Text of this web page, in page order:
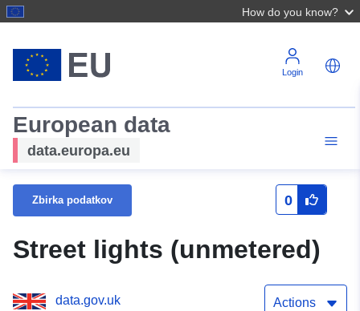
How do you know?
Login
European data
data.europa.eu
Zbirka podatkov 0
Street lights (unmetered)
data.gov.uk Actions